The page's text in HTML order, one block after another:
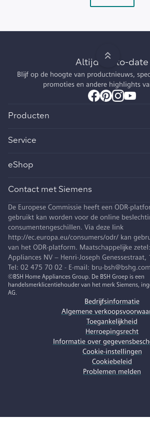
Altijd up-to-date
Blijf op de hoogte van productnieuws,
promoties en andere highlights
Producten
Service
eShop
Contact met Siemens
De Europese Commissie heeft een ODR-
gebruikt kan worden voor de online
consumentengeschillen. Via deze link
http://ec.europa.eu/consumers/odr/ kan
van het ODR-platform. Maatschappelijke
Appliances NV – Henri-Joseph
Tel: 02 475 70 02 - E-mail: bru-
©BSH Home Appliances Group. De BSH Groep is een
handelsmerklicentiehouder van het merk Siemens,
AG.
Bedrijfsinformatie
Algemene
Toegankelijkheid
Herroepingsrecht
Informatie over
Cookie-instellingen
Cookiebeleid
Problemen melden